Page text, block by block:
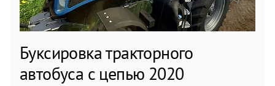
Буксировка тракторного
автобуса с цепью 2020